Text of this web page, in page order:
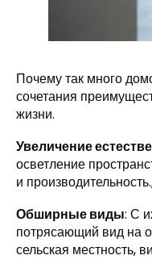
Почему так много
сочетания
жизни.
Увеличение
осветление
и
Обширные виды: С
потрясающий вид на
сельская местность,